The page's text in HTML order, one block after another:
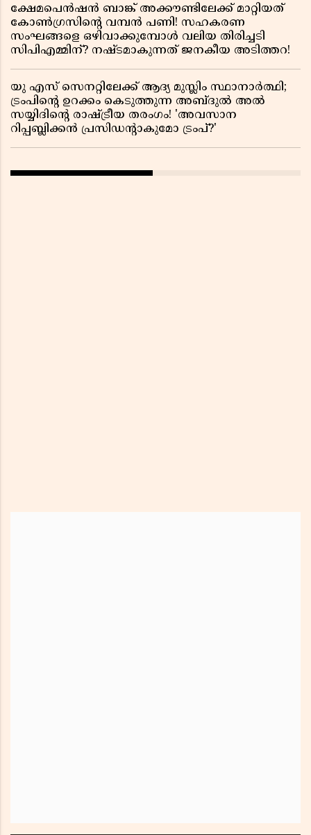
ക്ഷേമപെൻഷൻ ബാങ്ക് അക്കൗണ്ടിലേക്ക് മാറ്റിയത്
കോൺഗ്രസിന്റെ വമ്പൻ പണി! സഹകരണ
സംഘങ്ങളെ ഒഴിവാക്കുമ്പോൾ വലിയ തിരിച്ചടി
സിപിഎമ്മിന്? നഷ്ടമാകുന്നത് ജനകീയ അടിത്തറ!
യു എസ് സെനറ്റിലേക്ക് ആദ്യ മുസ്ലിം സ്ഥാനാർത്ഥി;
ട്രംപിന്റെ ഉറക്കം കെടുത്തുന്ന അബ്ദുൽ അൽ
സയ്യിദിന്റെ രാഷ്ട്രീയ തരംഗം! 'അവസാന
റിപ്പബ്ലിക്കൻ പ്രസിഡന്റാകുമോ ട്രംപ്?'